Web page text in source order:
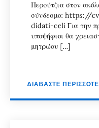
Περούτζια στον
σύνδεσμο: https://
didati-celi Για την
υποψήφιοι θα
μητρώου […]
ΔΙΑΒΆΣΤΕ